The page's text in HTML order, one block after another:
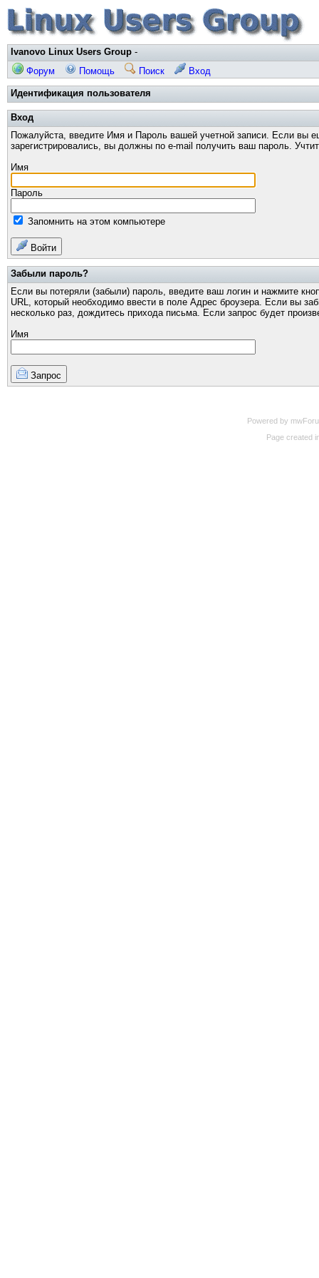
Ivanovo Linux Users Group -
Форум
Помощь Поиск Вход
Идентификация пользователя
Вход
Пожалуйста, введите Имя и Пароль вашей учетной записи. Если вы
зарегистрировались, вы должны по e-mail получить ваш пароль.
Имя
Пароль
Запомнить на этом компьютере
Войти
Забыли пароль?
Если вы потеряли (забыли) пароль, введите ваш логин и нажмите
URL, который необходимо ввести в поле Адрес броузера. Если вы
несколько раз, дождитесь прихода письма. Если запрос будет
Имя
Запрос
Powered by
Page created